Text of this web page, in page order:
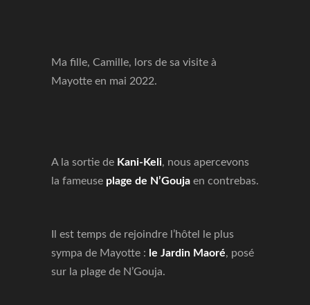
Ma fille, Camille, lors de sa visite à
Mayotte en mai 2022.
A la sortie de Kani-Keli, nous apercevons
la fameuse plage de N’Gouja en contrebas.
Il est temps de rejoindre l’hôtel le plus
sympa de Mayotte : le Jardin Maoré, posé
sur la plage de N’Gouja.